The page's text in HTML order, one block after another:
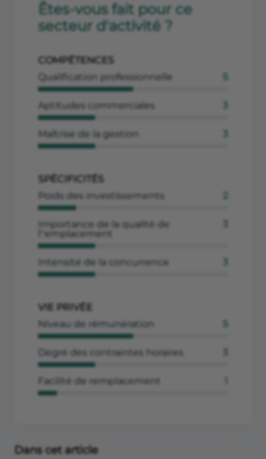
Êtes-vous fait pour ce
secteur d'activité ?
COMPÉTENCES
Qualification professionnelle
Aptitudes commerciales
Maîtrise de la gestion
SPÉCIFICITÉS
Poids des investissements
Importance de la qualité de
l''emplacement
Intensité de la concurrence
VIE PRIVÉE
Niveau de rémunération
Degré des contraintes horaires
Facilité de remplacement
Dans cet article